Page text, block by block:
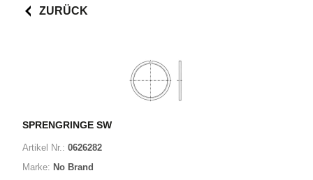
ZURÜCK
SPRENGRINGE SW
Artikel Nr.: 0626282
Marke: No Brand